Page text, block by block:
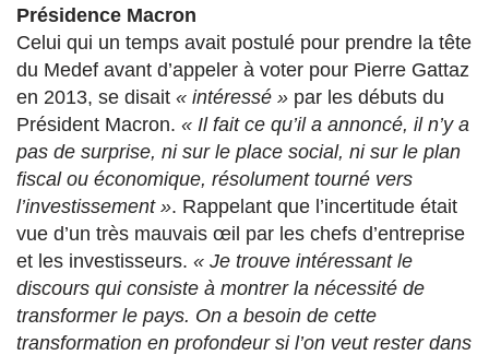
Présidence Macron
Celui qui un temps avait postulé pour prendre la tête
du Medef avant d’appeler à voter pour Pierre Gattaz
en 2013, se disait « intéressé » par les débuts du
Président Macron. « Il fait ce qu’il a annoncé, il n’y a
pas de surprise, ni sur le place social, ni sur le plan
fiscal ou économique, résolument tourné vers
l’investissement ». Rappelant que l’incertitude était
vue d’un très mauvais œil par les chefs d’entreprise
et les investisseurs. « Je trouve intéressant le
discours qui consiste à montrer la nécessité de
transformer le pays. On a besoin de cette
transformation en profondeur si l’on veut rester dans